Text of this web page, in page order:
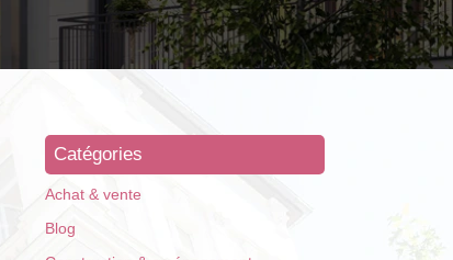
Catégories
Achat & vente
Blog